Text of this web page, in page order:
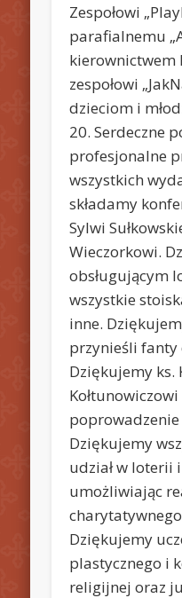
Zespołowi
parafialnemu
kierownictwem
zespołowi
dzieciom i
20. Serdeczne
profesjonalne
wszystkich
składamy
Sylwi
Wieczorkowi.
obsługującym
wszystkie
inne.
przynieśli
Dziękujemy ks.
Dziękujemy
udział w loterii
umożliwiając
Dziękujemy
plastycznego i
religijnej oraz